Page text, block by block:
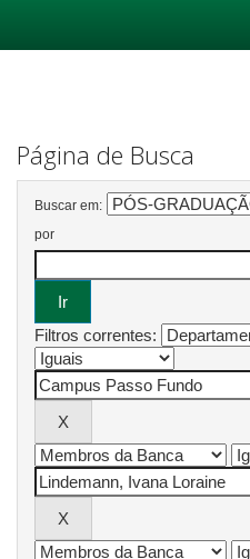
Página de Busca
Buscar em:
por
Filtros correntes: